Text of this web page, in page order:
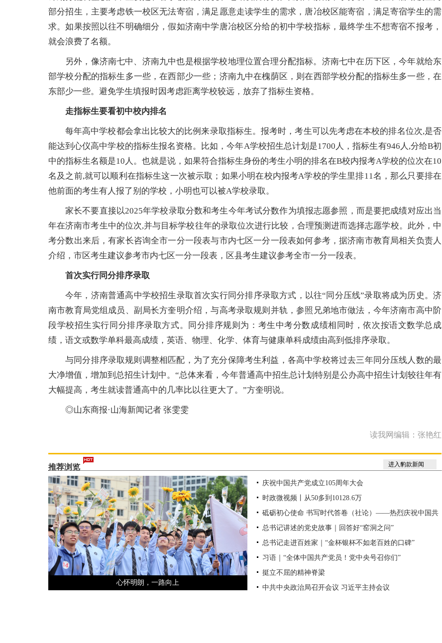
部分招生，主要考虑铁一校区无法寄宿，满足愿意走读学生的需求，唐冶校区能寄宿，满足寄宿学生的需
求。如果按照以往不明确细分，假如济南中学唐冶校区分给的初中学校指标，最终学生不想寄宿不报考，
就会浪费了名额。
另外，像济南七中、济南九中也是根据学校地理位置合理分配指标。济南七中在历下区，今年就给东
部学校分配的指标生多一些，在西部少一些；济南九中在槐荫区，则在西部学校分配的指标生多一些，在
东部少一些。避免学生填报时因考虑距离学校较远，放弃了指标生资格。
走指标生要看初中校内排名
每年高中学校都会拿出比较大的比例来录取指标生。报考时，考生可以先考虑在本校的排名位次,是否
能达到心仪高中学校的指标生报名资格。比如，今年A学校招生总计划是1700人，指标生有946人,分给B初
中的指标生名额是10人。也就是说，如果符合指标生身份的考生小明的排名在B校内报考A学校的位次在10
名及之前,就可以顺利在指标生这一次被示取；如果小明在校内报考A学校的学生里排11名，那么只要排在
他前面的考生有人报了别的学校，小明也可以被A学校录取。
家长不要直接以2025年学校录取分数和考生今年考试分数作为填报志愿参照，而是要把成绩对应出当
年在济南市考生中的位次,并与目标学校往年的录取位次进行比较，合理预测进而选择志愿学校。此外，中
考分数出来后，有家长咨询全市一分一段表与市内七区一分一段表如何参考，据济南市教育局相关负责人
介绍，市区考生建议参考市内七区一分一段表，区县考生建议参考全市一分一段表。
首次实行同分排序录取
今年，济南普通高中学校招生录取首次实行同分排序录取方式，以往“同分压线”录取将成为历史。济
南市教育局党组成员、副局长方奎明介绍，与高考录取规则并轨，参照兄弟地市做法，今年济南市高中阶
段学校招生实行同分排序录取方式。同分排序规则为：考生中考分数成绩相同时，依次按语文数学总成
绩，语文或数学单科最高成绩，英语、物理、化学、体育与健康单科成绩由高到低排序录取。
与同分排序录取规则调整相匹配，为了充分保障考生利益，各高中学校将过去三年同分压线人数的最
大净增值，增加到总招生计划中。“总体来看，今年普通高中招生总计划特别是公办高中招生计划较往年有
大幅提高，考生就读普通高中的几率比以往更大了。”方奎明说。
◎山东商报·山海新闻记者 张雯雯
读我网编辑：张艳红
推荐浏览 进入豹款新闻
心怀明朗，一路向上
庆祝中国共产党成立105周年大会
时政微视频丨从50多到10128.6万
砥砺初心使命 书写时代答卷（社论）——热烈庆祝中国共
产党成立105周年
总书记讲述的党史故事｜回答好“窑洞之问”
总书记走进百姓家｜“金杯银杯不如老百姓的口碑”
习语｜“全体中国共产党员！党中央号召你们”
挺立不屈的精神脊梁
中共中央政治局召开会议 习近平主持会议